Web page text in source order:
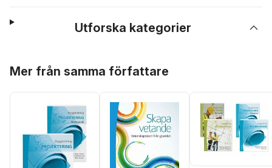
Utforska kategorier
Mer från samma författare